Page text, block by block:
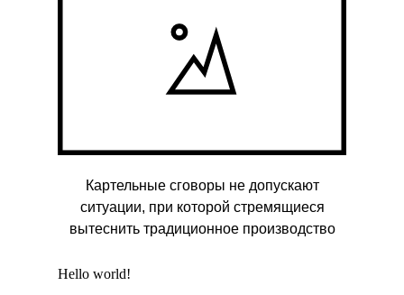
Hello world!
Картельные сговоры не допускают
ситуации, при которой стремящиеся
вытеснить традиционное производство